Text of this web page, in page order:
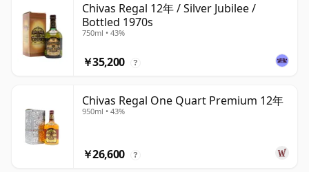
Chivas Regal 12年 / Silver Jubilee /
Bottled 1970s
750ml • 43%
￥35,200 ?
Chivas Regal One Quart Premium 12年
950ml • 43%
￥26,600 ?